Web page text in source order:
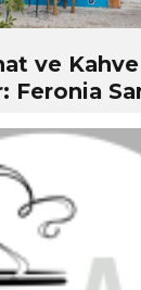
ve
Feronia